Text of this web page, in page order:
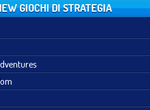
GIOCHI DI STRATEGIA